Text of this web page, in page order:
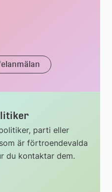
parti eller
är förtroendevalda
du kontaktar dem.